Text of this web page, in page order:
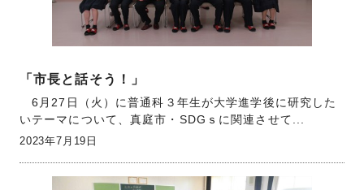
「市長と話そう！」
6月27日（火）に普通科３年生が大学進学後に研究した
いテーマについて、真庭市・SDGｓに関連させて...
2023年7月19日